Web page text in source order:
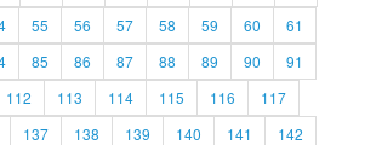
55 56 57 58 59 60
61
85 86 87 88 89 90
91
112 113 114 115 116
117
137 138 139 140 141
142